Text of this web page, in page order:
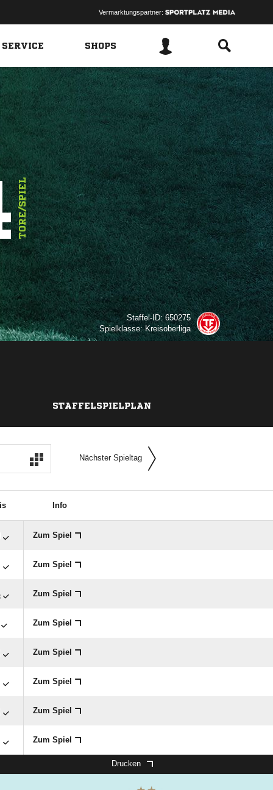
Vermarktungspartner:
SHOPS
TORE/SPIEL
Staffel-ID: 650275
Spielklasse: Kreisoberliga
STAFFELSPIELPLAN
Nächster Spieltag
Info
Zum Spiel
Zum Spiel
Zum Spiel
Zum Spiel
Zum Spiel
Zum Spiel
Zum Spiel
Zum Spiel
Drucken